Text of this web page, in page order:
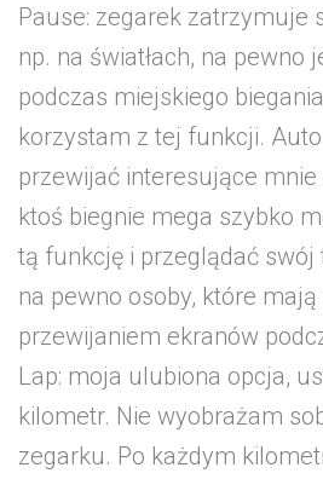
Pause: zegarek zatrzymuje
np. na światłach, na pewno
podczas miejskiego
korzystam z tej funkcji.
przewijać interesujące
ktoś biegnie mega szybko
tą funkcję i przeglądać swój
na pewno osoby, które
przewijaniem ekranów
Lap: moja ulubiona opcja,
kilometr. Nie wyobrażam
zegarku. Po każdym